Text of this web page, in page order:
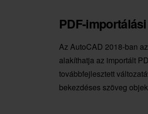
PDF-
Az AutoCAD 2018-ban
alakíthatja az importált
továbbfejlesztett
bekezdéses szöveg